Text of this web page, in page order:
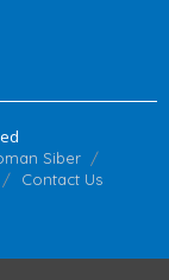
Siber
Contact Us